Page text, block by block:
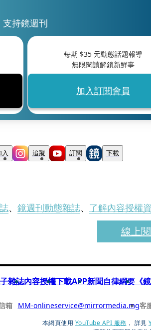
支持鏡週刊
每期 $35元動態話題報導
無限閱讀解鎖新鮮事
加入訂閱會員
入 追蹤 訂閱 下載
、 鏡週刊動態雜誌、 了解內容授權
線上
雜誌內容授權下載APP新聞自律綱要 《
箱 MM-onlineservice@mirrormedia.mg客
本網頁使用 YouTube API 服務 ， 詳見